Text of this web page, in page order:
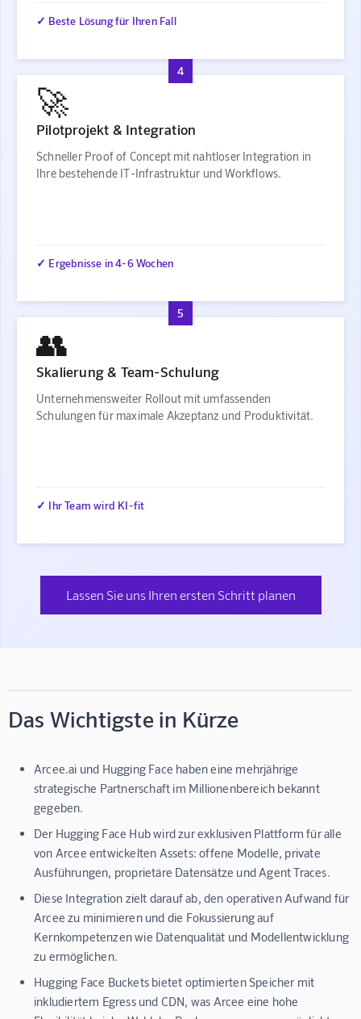
✓ Beste Lösung für Ihren Fall
4
🚀
Pilotprojekt & Integration
Schneller Proof of Concept mit nahtloser Integration in
Ihre bestehende IT-Infrastruktur und Workflows.
✓ Ergebnisse in 4-6 Wochen
5
👥
Skalierung & Team-Schulung
Unternehmensweiter Rollout mit umfassenden
Schulungen für maximale Akzeptanz und Produktivität.
✓ Ihr Team wird KI-fit
Lassen Sie uns Ihren ersten Schritt planen
Das Wichtigste in Kürze
Arcee.ai und Hugging Face haben eine mehrjährige
strategische Partnerschaft im Millionenbereich bekannt
gegeben.
Der Hugging Face Hub wird zur exklusiven Plattform für alle
von Arcee entwickelten Assets: offene Modelle, private
Ausführungen, proprietäre Datensätze und Agent Traces.
Diese Integration zielt darauf ab, den operativen Aufwand für
Arcee zu minimieren und die Fokussierung auf
Kernkompetenzen wie Datenqualität und Modellentwicklung
zu ermöglichen.
Hugging Face Buckets bietet optimierten Speicher mit
inkludiertem Egress und CDN, was Arcee eine hohe